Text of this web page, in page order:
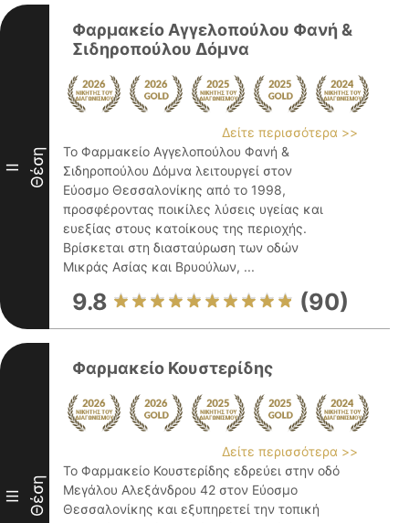
II Θέση
Φαρμακείο Αγγελοπούλου Φανή &
Σιδηροπούλου Δόμνα
Δείτε περισσότερα >>
Το Φαρμακείο Αγγελοπούλου Φανή &
Σιδηροπούλου Δόμνα λειτουργεί στον
Εύοσμο Θεσσαλονίκης από το 1998,
προσφέροντας ποικίλες λύσεις υγείας και
ευεξίας στους κατοίκους της περιοχής.
Βρίσκεται στη διασταύρωση των οδών
Μικράς Ασίας και Βρυούλων, ...
9.8 (90)
III Θέση
Φαρμακείο Κουστερίδης
Δείτε περισσότερα >>
Το Φαρμακείο Κουστερίδης εδρεύει στην οδό
Μεγάλου Αλεξάνδρου 42 στον Εύοσμο
Θεσσαλονίκης και εξυπηρετεί την τοπική